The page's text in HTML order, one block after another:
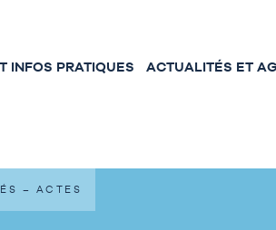
INFOS PRATIQUES ACTUALITÉS ET
– ACTES